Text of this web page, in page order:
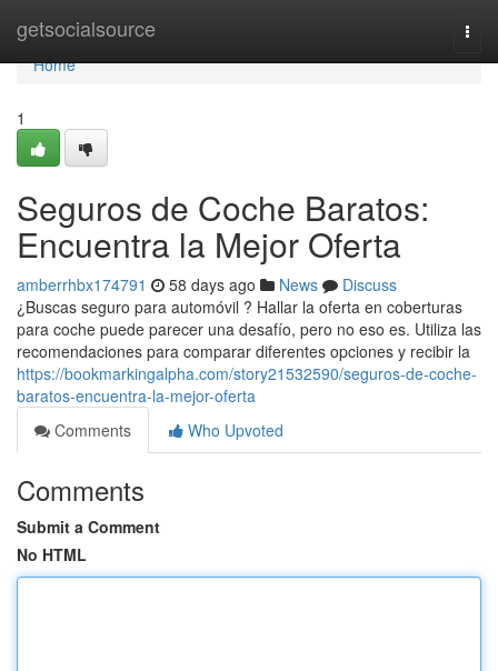
getsocialsource
Home
Home
1
Seguros de Coche Baratos:
Encuentra la Mejor Oferta
amberrhbx174791 58 days ago News
Discuss
¿Buscas seguro para automóvil ? Hallar la oferta en coberturas
para coche puede parecer una desafío, pero no eso es. Utiliza las
recomendaciones para comparar diferentes opciones y recibir la
https://bookmarkingalpha.com/story21532590/seguros-de-coche-
baratos-encuentra-la-mejor-oferta
Comments
Who Upvoted
Comments
Submit a Comment
No HTML